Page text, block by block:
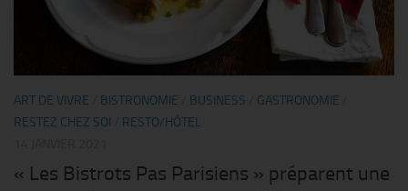
ART DE VIVRE BISTRONOMIE BUSINESS GASTRONOMIE
RESTEZ CHEZ SOI
RESTO/HÔTEL
« Les Bistrots Pas Parisiens » préparent une